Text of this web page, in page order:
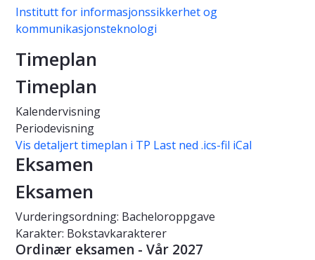
Institutt for informasjonssikkerhet og
kommunikasjonsteknologi
Timeplan
Timeplan
Kalendervisning
Periodevisning
Vis detaljert timeplan i TP Last ned .ics-fil iCal
Eksamen
Eksamen
Vurderingsordning: Bacheloroppgave
Karakter: Bokstavkarakterer
Ordinær eksamen - Vår 2027